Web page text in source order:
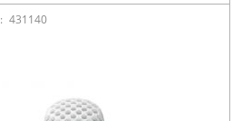
431140